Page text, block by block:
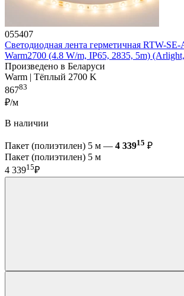
055407
Светодиодная лента герметичная RTW-
Warm2700 (4.8 W/m, IP65, 2835, 5m)
Произведено в Беларуси
Warm | Тёплый 2700 K
86783
₽/м
В наличии
Пакет (полиэтилен) 5 м — 4 33915 ₽
Пакет (полиэтилен) 5 м
4 33915₽